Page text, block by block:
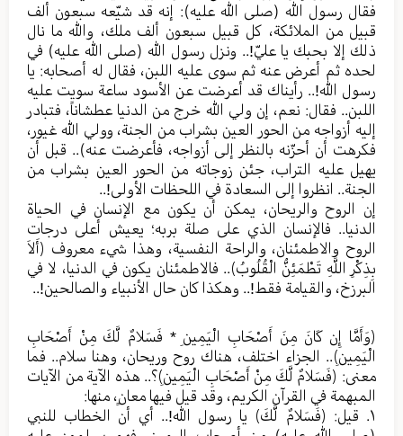
فقال رسول الله (صلی الله عليه): إنه قد شيّعه سبعون ألف
قبيل من الملائكة، كل قبيل سبعون ألف ملك، والله ما نال
ذلك إلا بحبك يا عليّ!.. ونزل رسول الله (صلی الله عليه) في
لحده ثم أعرض عنه ثم سوى عليه اللبن، فقال له أصحابه: يا
رسول الله!.. رأيناك قد أعرضت عن الأسود ساعة سويت عليه
اللبن.. فقال: نعم، إن ولي الله خرج من الدنيا عطشاناً، فتبادر
إليه أزواجه من الحور العين بشراب من الجنة، وولي الله غيور،
فكرهت أن أحزّنه بالنظر إلى أزواجه، فأعرضت عنه).. قبل أن
يهيل عليه التراب، جئن زوجاته من الحور العين بشراب من
الجنة.. انظروا إلى السعادة في اللحظات الأولى!..
إن الروح والريحان، يمكن أن يكون مع الإنسان في الحياة
الدنيا.. فالإنسان الذي على صلة بربه؛ يعيش أعلى درجات
الروح والاطمئنان، والراحة النفسية، وهذا شيء معروف ﴿أَلاَ
بِذِكْرِ اللَّهِ تَطْمَئِنُّ الْقُلُوبُ﴾.. فالاطمئنان يكون في الدنيا، لا في
البرزخ، والقيامة فقط!.. وهكذا كان حال الأنبياء والصالحين!..
﴿وَأَمَّا إِن كَانَ مِنَ أَصْحَابِ الْيَمِينِ * فَسَلامٌ لَّكَ مِنْ أَصْحَابِ
الْيَمِينِ﴾.. الجزاء اختلف، هناك روح وريحان، وهنا سلام.. فما
معنى: ﴿فَسَلامٌ لَّكَ مِنْ أَصْحَابِ الْيَمِينِ﴾؟.. هذه الآية من الآيات
المبهمة في القرآن الكريم، وقد قيل فيها معانٍ، منها:
١. قيل: ﴿فَسَلامٌ لَّكَ﴾ يا رسول الله!.. أي أن الخطاب للنبي